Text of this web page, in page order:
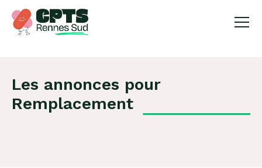
Les annonces pour
Remplacement